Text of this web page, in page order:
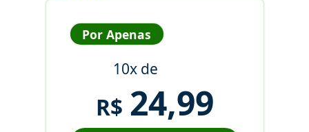
Por Apenas
10x de
R$ 24,99